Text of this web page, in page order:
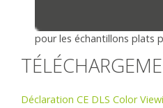
pour les échantillons plats
Déclaration CE DLS Color